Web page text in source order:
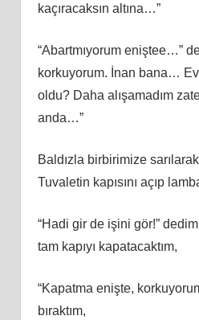
kaçıracaksın altına…”
“Abartmıyorum eniştee…”
korkuyorum. İnan bana…
oldu? Daha alışamadım
anda…”
Baldızla birbirimize
Tuvaletin kapısını açıp
“Hadi gir de işini gör!”
tam kapıyı kapatacaktım,
“Kapatma enişte,
bıraktım,